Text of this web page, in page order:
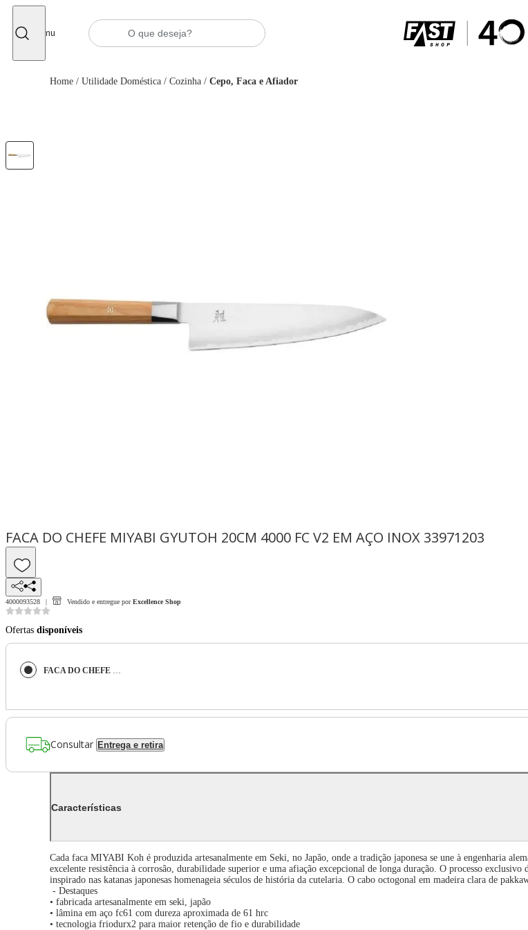
Menu
Home / Utilidade Doméstica / Cozinha / Cepo, Faca e Afiador
FACA DO CHEFE MIYABI GYUTOH 20CM 4000 FC V2 EM AÇO INOX 33971203
4000093528 Vendido e entregue por Excellence Shop
Ofertas disponíveis
FACA DO CHEFE MIYABI GYUTOH 20CM 4000 FC V2 EM AÇO INOX 33971203
Consultar Entrega e retira
Características
Cada faca MIYABI Koh é produzida artesanalmente em Seki, no Japão, onde a tradição japonesa se une à engenharia
excelente resistência à corrosão, durabilidade superior e uma afiação excepcional de longa duração. O processo
inspirado nas katanas japonesas homenageia séculos de história da cutelaria. O cabo octogonal em madeira clara de
- Destaques
• fabricada artesanalmente em seki, japão
• lâmina em aço fc61 com dureza aproximada de 61 hrc
• tecnologia friodurx2 para maior retenção de fio e durabilidade